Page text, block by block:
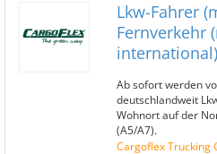
Lkw-Fahrer
Fernverkehr
international)
Ab sofort werden
deutschlandweit
Wohnort auf der
(A5/A7).
Cargoflex Trucking